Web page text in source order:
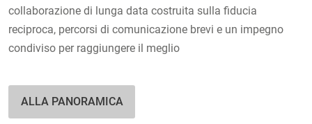
collaborazione di lunga data costruita sulla fiducia
reciproca, percorsi di comunicazione brevi e un impegno
condiviso per raggiungere il meglio
ALLA PANORAMICA